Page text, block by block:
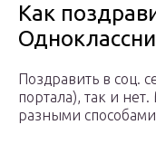
Как
Поздравить в соц.
портала), так и
разными